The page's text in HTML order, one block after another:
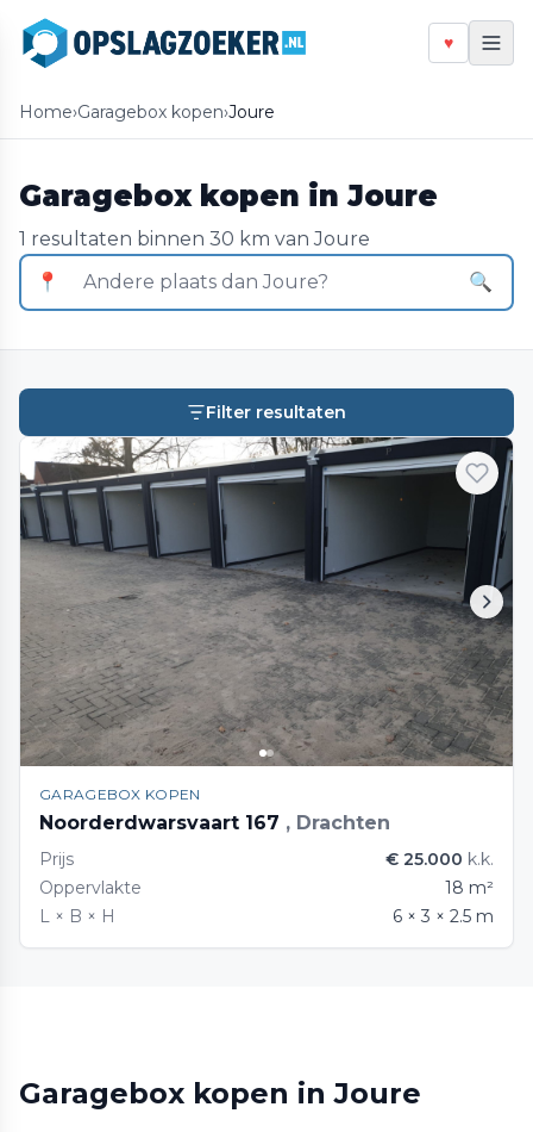
♥
Home›Garagebox kopen›Joure
Garagebox kopen in Joure
1 resultaten binnen 30 km van Joure
📍
🔍
Filter resultaten
GARAGEBOX KOPEN
Noorderdwarsvaart 167 , Drachten
Prijs € 25.000 k.k.
Oppervlakte
18 m²
L × B × H
6 × 3 × 2.5 m
Garagebox kopen in Joure